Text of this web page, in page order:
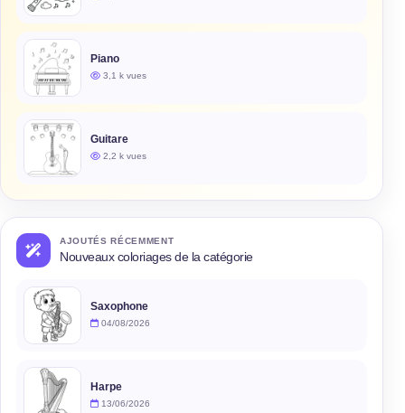
Piano
3,1 k vues
Guitare
2,2 k vues
AJOUTÉS RÉCEMMENT
Nouveaux coloriages de la catégorie
Saxophone
04/08/2026
Harpe
13/06/2026